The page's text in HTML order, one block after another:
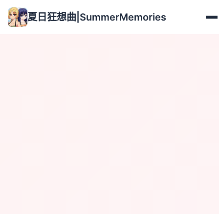
夏日狂想曲|SummerMemories